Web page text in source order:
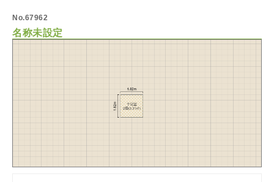
No.67962
名称未設定